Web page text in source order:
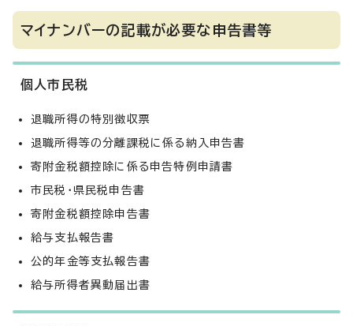
マイナンバーの記載が必要な申告書等
個人市民税
退職所得の特別徴収票
退職所得等の分離課税に係る納入申告書
寄附金税額控除に係る申告特例申請書
市民税・県民税申告書
寄附金税額控除申告書
給与支払報告書
公的年金等支払報告書
給与所得者異動届出書